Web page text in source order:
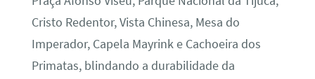
Cristo Redentor, Vista Chinesa, Mesa do
Imperador, Capela Mayrink e Cachoeira dos
Primatas, blindando a durabilidade da